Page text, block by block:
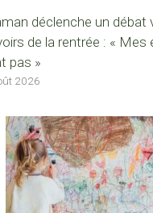
déclenche un débat
de la rentrée : « Mes
pas »
2026